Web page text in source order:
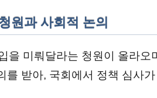
원과 사회적 논의
을 미뤄달라는 청원이 올라
를 받아, 국회에서 정책 심사